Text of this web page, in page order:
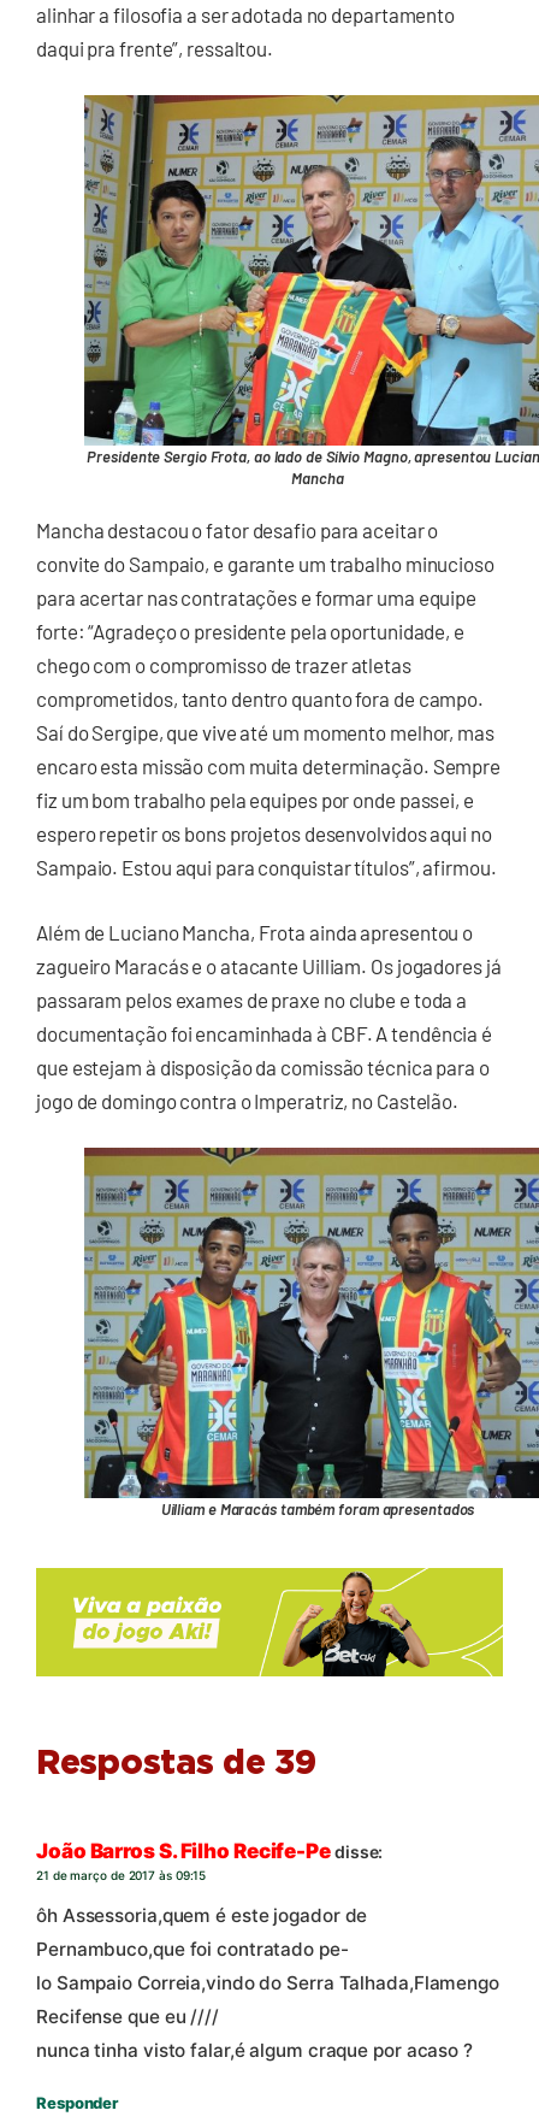
alinhar a filosofia a ser adotada no departamento
daqui pra frente”, ressaltou.
Presidente Sergio Frota, ao lado de Sílvio Magno, apresentou
Mancha
Mancha destacou o fator desafio para aceitar o
convite do Sampaio, e garante um trabalho minucioso
para acertar nas contratações e formar uma equipe
forte: “Agradeço o presidente pela oportunidade, e
chego com o compromisso de trazer atletas
comprometidos, tanto dentro quanto fora de campo.
Saí do Sergipe, que vive até um momento melhor, mas
encaro esta missão com muita determinação. Sempre
fiz um bom trabalho pela equipes por onde passei, e
espero repetir os bons projetos desenvolvidos aqui no
Sampaio. Estou aqui para conquistar títulos”, afirmou.
Além de Luciano Mancha, Frota ainda apresentou o
zagueiro Maracás e o atacante Uilliam. Os jogadores já
passaram pelos exames de praxe no clube e toda a
documentação foi encaminhada à CBF. A tendência é
que estejam à disposição da comissão técnica para o
jogo de domingo contra o Imperatriz, no Castelão.
Uilliam e Maracás também foram apresentados
Respostas de 39
João Barros S. Filho Recife-Pedisse:
21 de março de 2017 às 09:15
ôh Assessoria,quem é este jogador de
Pernambuco,que foi contratado pe-
lo Sampaio Correia,vindo do Serra Talhada,Flamengo
Recifense que eu ////
nunca tinha visto falar,é algum craque por acaso ?
Responder